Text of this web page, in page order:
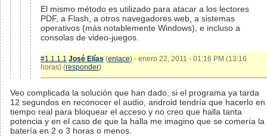
El mismo método es utilizado para atacar a los lectores
PDF, a Flash, a otros navegadores web, a sistemas
operativos (más notablemente Windows), e incluso a
consolas de video-juegos.
#1.1.1.1 José Elías (enlace) - enero 22, 2011 - 01:16 PM (13:16
horas) (responder)
Veo complicada la solución que han dado, si el programa ya tarda
12 segundos en reconocer el audio, android tendría que hacerlo en
tiempo real para bloquear el acceso y no creo que halla tanta
potencia y en el caso de que la halla me imagino que se comería la
batería en 2 o 3 horas o menos.